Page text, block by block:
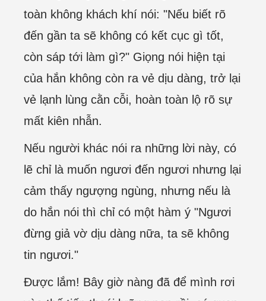
toàn không khách khí nói: "Nếu biết rõ
đến gần ta sẽ không có kết cục gì tốt,
còn sáp tới làm gì?" Giọng nói hiện tại
của hắn không còn ra vẻ dịu dàng, trở lại
vẻ lạnh lùng cằn cỗi, hoàn toàn lộ rõ sự
mất kiên nhẫn.
Nếu người khác nói ra những lời này, có
lẽ chỉ là muốn ngươi đến ngươi nhưng lại
cảm thấy ngượng ngùng, nhưng nếu là
do hắn nói thì chỉ có một hàm ý "Ngươi
đừng giả vờ dịu dàng nữa, ta sẽ không
tin ngươi."
Được lắm! Bây giờ nàng đã để mình rơi